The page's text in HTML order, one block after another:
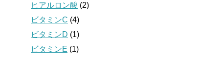
ヒアルロン酸 (2)
ビタミンC (4)
ビタミンD (1)
ビタミンE (1)